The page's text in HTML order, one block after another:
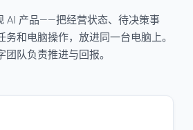
AI 产品——把经营状态、待决策事
和电脑操作，放进同一台电脑上。
队负责推进与回报。